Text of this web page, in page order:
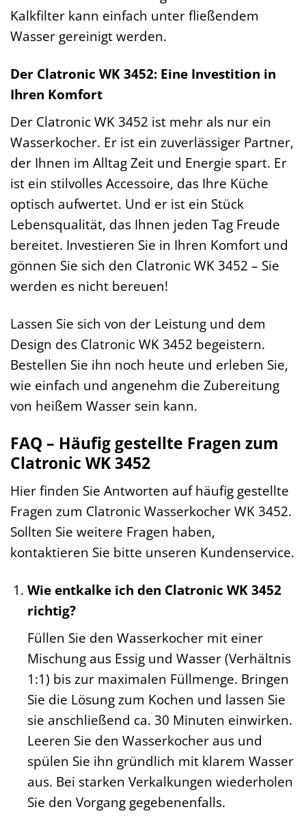
Kalkfilter kann einfach unter fließendem
Wasser gereinigt werden.
Der Clatronic WK 3452: Eine Investition in
Ihren Komfort
Der Clatronic WK 3452 ist mehr als nur ein
Wasserkocher. Er ist ein zuverlässiger Partner,
der Ihnen im Alltag Zeit und Energie spart. Er
ist ein stilvolles Accessoire, das Ihre Küche
optisch aufwertet. Und er ist ein Stück
Lebensqualität, das Ihnen jeden Tag Freude
bereitet. Investieren Sie in Ihren Komfort und
gönnen Sie sich den Clatronic WK 3452 – Sie
werden es nicht bereuen!
Lassen Sie sich von der Leistung und dem
Design des Clatronic WK 3452 begeistern.
Bestellen Sie ihn noch heute und erleben Sie,
wie einfach und angenehm die Zubereitung
von heißem Wasser sein kann.
FAQ – Häufig gestellte Fragen zum
Clatronic WK 3452
Hier finden Sie Antworten auf häufig gestellte
Fragen zum Clatronic Wasserkocher WK 3452.
Sollten Sie weitere Fragen haben,
kontaktieren Sie bitte unseren Kundenservice.
Wie entkalke ich den Clatronic WK 3452
richtig?
Füllen Sie den Wasserkocher mit einer
Mischung aus Essig und Wasser (Verhältnis
1:1) bis zur maximalen Füllmenge. Bringen
Sie die Lösung zum Kochen und lassen Sie
sie anschließend ca. 30 Minuten einwirken.
Leeren Sie den Wasserkocher aus und
spülen Sie ihn gründlich mit klarem Wasser
aus. Bei starken Verkalkungen wiederholen
Sie den Vorgang gegebenenfalls.